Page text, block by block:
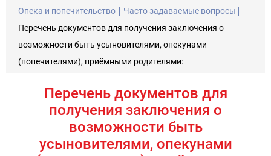
Опека и попечительство
Часто задаваемые вопросы
Перечень документов для получения заключения о
возможности быть усыновителями, опекунами
(попечителями), приёмными родителями:
Перечень документов для
получения заключения о
возможности быть
усыновителями, опекунами